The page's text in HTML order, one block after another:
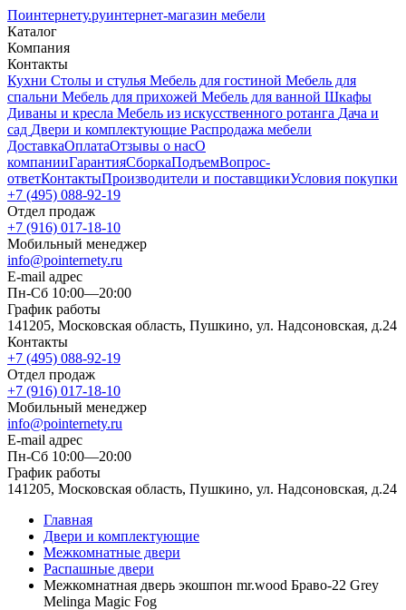
Поинтернету.руинтернет-магазин мебели
Каталог
Компания
Контакты
Кухни Столы и стулья Мебель для гостиной Мебель для
спальни Мебель для прихожей Мебель для ванной Шкафы
Диваны и кресла Мебель из искусственного ротанга Дача и
сад Двери и комплектующие Распродажа мебели
ДоставкаОплатаОтзывы о насО
компанииГарантияСборкаПодъемВопрос-
ответКонтактыПроизводители и поставщикиУсловия покупки
+7 (495) 088-92-19
Отдел продаж
+7 (916) 017-18-10
Мобильный менеджер
info@pointernety.ru
E-mail адрес
Пн-Сб 10:00—20:00
График работы
141205, Московская область, Пушкино, ул. Надсоновская, д.24
Контакты
+7 (495) 088-92-19
Отдел продаж
+7 (916) 017-18-10
Мобильный менеджер
info@pointernety.ru
E-mail адрес
Пн-Сб 10:00—20:00
График работы
141205, Московская область, Пушкино, ул. Надсоновская, д.24
Главная
Двери и комплектующие
Межкомнатные двери
Распашные двери
Межкомнатная дверь экошпон mr.wood Браво-22 Grey
Melinga Magic Fog